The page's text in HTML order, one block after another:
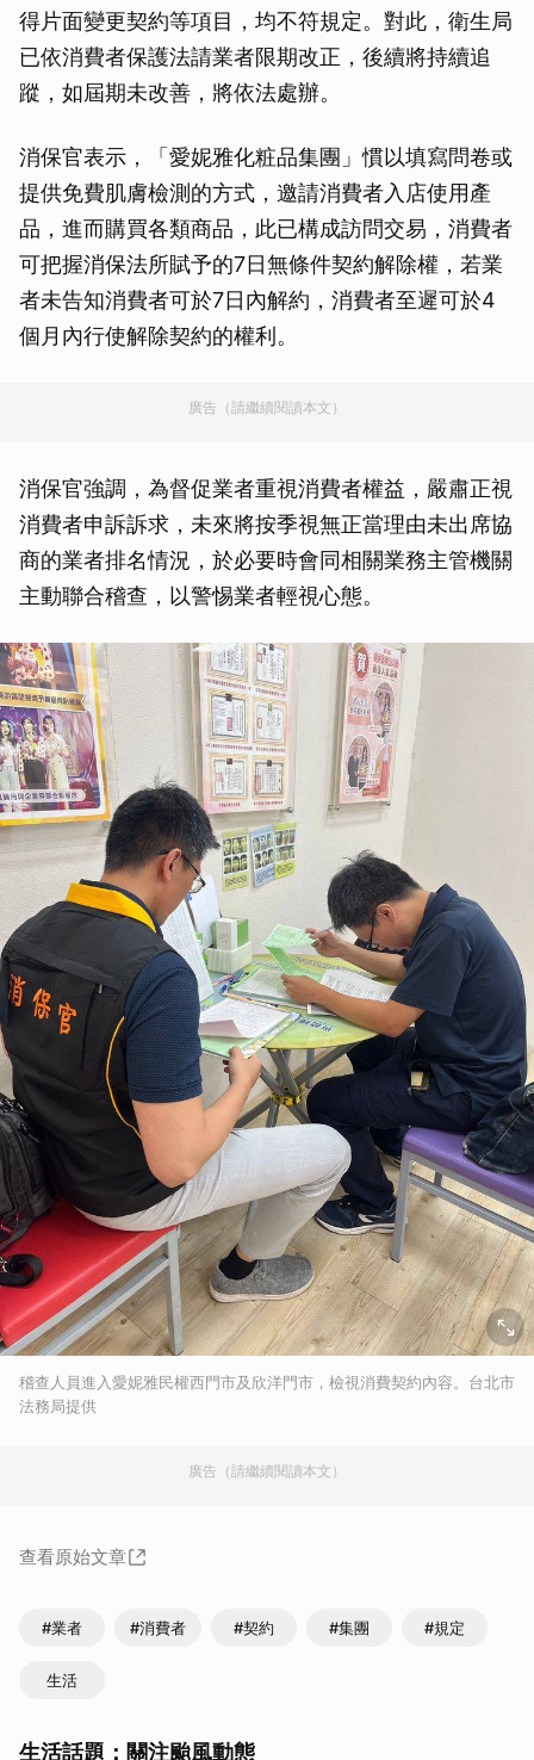
得片面變更契約等項目，均不符規定。對此，衛生局
已依消費者保護法請業者限期改正，後續將持續追
蹤，如屆期未改善，將依法處辦。
消保官表示，「愛妮雅化粧品集團」慣以填寫問卷或
提供免費肌膚檢測的方式，邀請消費者入店使用產
品，進而購買各類商品，此已構成訪問交易，消費者
可把握消保法所賦予的7日無條件契約解除權，若業
者未告知消費者可於7日內解約，消費者至遲可於4
個月內行使解除契約的權利。
廣告（請繼續閱讀本文）
消保官強調，為督促業者重視消費者權益，嚴肅正視
消費者申訴訴求，未來將按季視無正當理由未出席協
商的業者排名情況，於必要時會同相關業務主管機關
主動聯合稽查，以警惕業者輕視心態。
稽查人員進入愛妮雅民權西門市及欣洋門市，檢視消費契約內容。台北市
法務局提供
廣告（請繼續閱讀本文）
查看原始文章
#業者 #消費者 #契約 #集團 #規定
生活
生活話題：關注颱風動態